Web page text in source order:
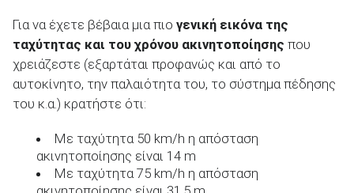
Για να έχετε βέβαια μια πιο γενική εικόνα της
ταχύτητας και του χρόνου ακινητοποίησης που
χρειάζεστε (εξαρτάται προφανώς και από το
αυτοκίνητο, την παλαιότητα του, το σύστημα πέδησης
του κ.α.) κρατήστε ότι:
Με ταχύτητα 50 km/h η απόσταση
ακινητοποίησης είναι 14 m
Με ταχύτητα 75 km/h η απόσταση